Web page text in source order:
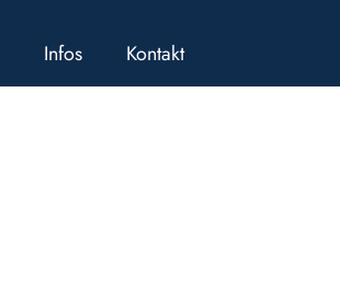
Infos Kontakt